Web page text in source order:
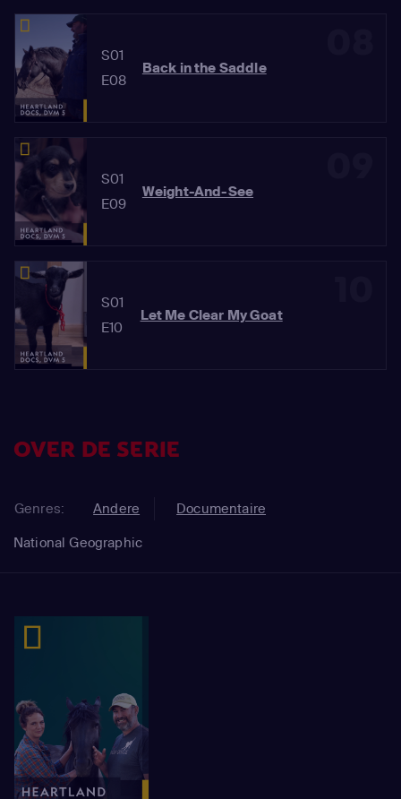
S01
E08
Back in the Saddle
S01
E09
Weight-And-See
S01
E10
Let Me Clear My Goat
OVER DE SERIE
Genres: Andere
Documentaire
National Geographic